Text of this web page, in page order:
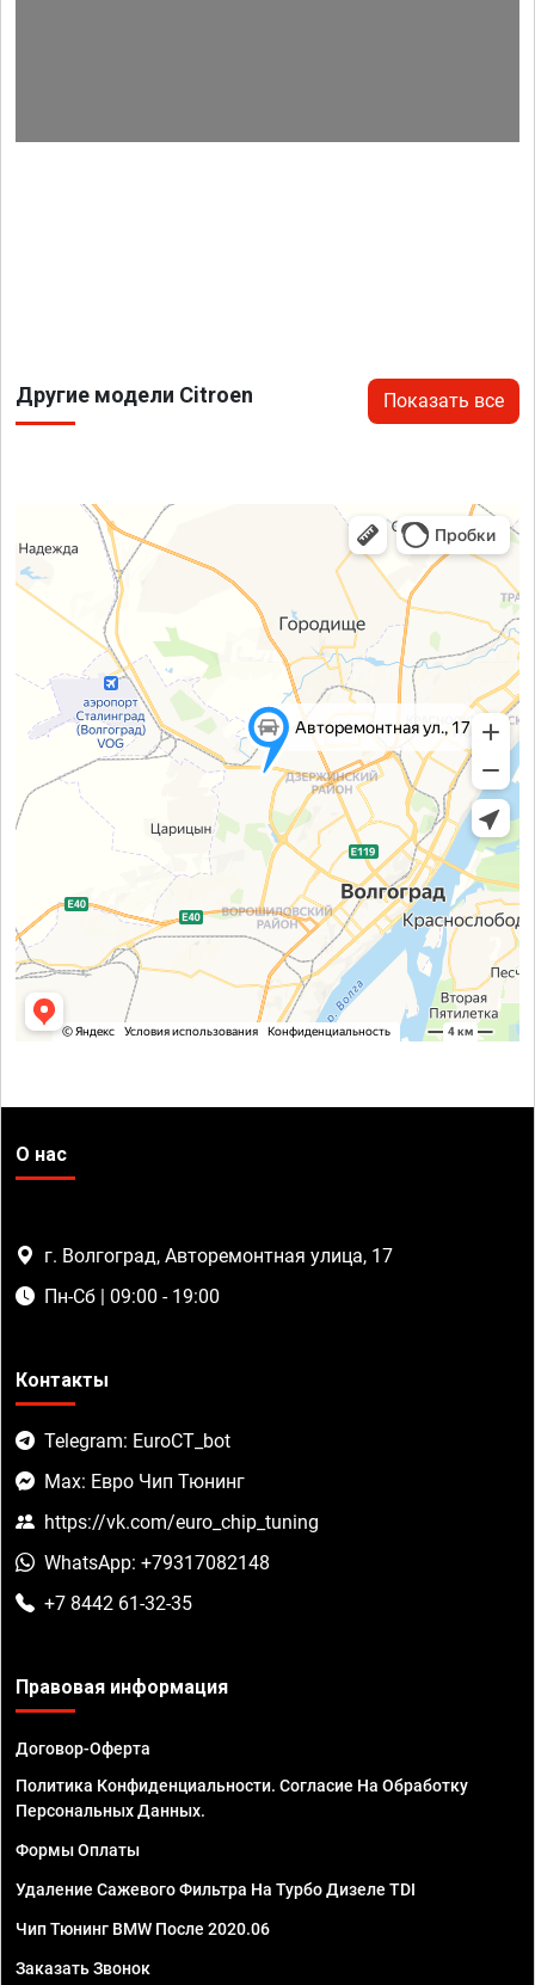
Другие модели Citroen Показать все
О нас
г. Волгоград, Авторемонтная улица, 17
Пн-Сб | 09:00 - 19:00
Контакты
Telegram: EuroCT_bot
Max: Евро Чип Тюнинг
https://vk.com/euro_chip_tuning
WhatsApp: +79317082148
+7 8442 61-32-35
Правовая информация
Договор-Оферта
Политика Конфиденциальности. Согласие На Обработку
Персональных Данных.
Формы Оплаты
Удаление Сажевого Фильтра На Турбо Дизеле TDI
Чип Тюнинг BMW После 2020.06
Заказать Звонок